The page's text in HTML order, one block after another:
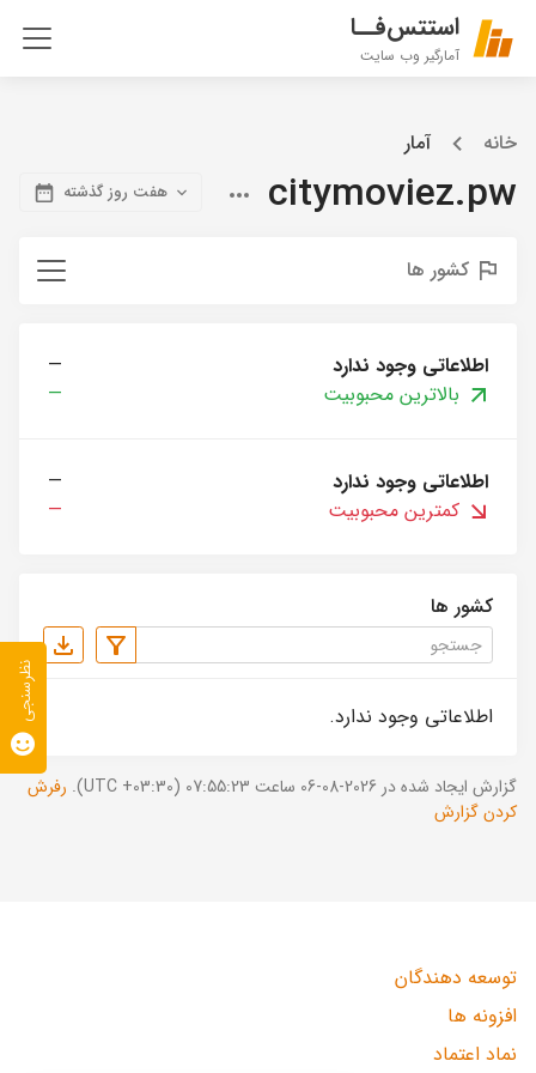
استتس‌فــا
آمارگیر وب سایت
خانه آمار
citymoviez.pw هفت روز گذشته
کشور ها
اطلاعاتی وجود ندارد
—
بالاترین محبوبیت
—
اطلاعاتی وجود ندارد
—
کمترین محبوبیت
—
کشور ها
اطلاعاتی وجود ندارد.
گزارش ایجاد شده در 2026-08-06 ساعت 07:55:23 (UTC +03:30).
رفرش
کردن گزارش
توسعه دهندگان
افزونه ها
نماد اعتماد
نظرسنجی